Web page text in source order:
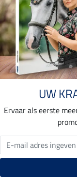
UW
Ervaar als eerste